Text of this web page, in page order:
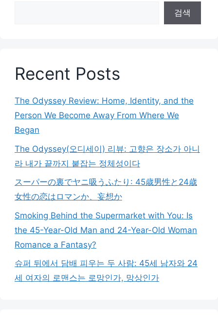
검색
Recent Posts
The Odyssey Review: Home, Identity, and the
Person We Become Away From Where We
Began
The Odyssey(오디세이) 리뷰: 고향은 장소가 아니
라 내가 끝까지 붙잡는 정체성이다
スーパーの裏でヤニ吸うふたり: 45歳男性と24歳
女性の恋はロマンか、妄想か
Smoking Behind the Supermarket with You: Is
the 45-Year-Old Man and 24-Year-Old Woman
Romance a Fantasy?
슈퍼 뒤에서 담배 피우는 두 사람: 45세 남자와 24
세 여자의 로맨스는 로망인가, 망상인가